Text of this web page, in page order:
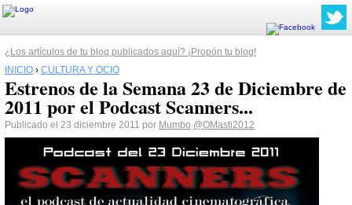
¿Los artículos de tu blog publicados aquí? ¡Propón tu blog!
INICIO › CULTURA Y OCIO
Estrenos de la Semana 23 de Diciembre de
2011 por el Podcast Scanners...
Publicado el 23 diciembre 2011 por Mumbo @OMasti2012